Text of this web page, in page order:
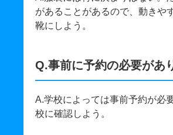
があることがあるので、動きや
靴にしよう。
Q.事前に予約の必要があ
A.学校によっては事前予約が必
校に確認しよう。